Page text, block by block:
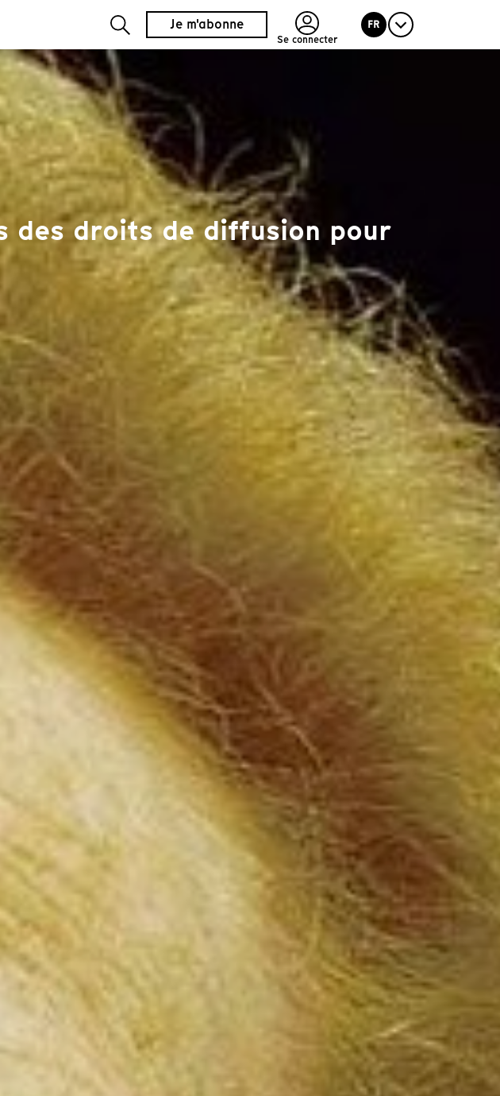
Je m'abonne
Se connecter
FR
des droits de diffusion pour